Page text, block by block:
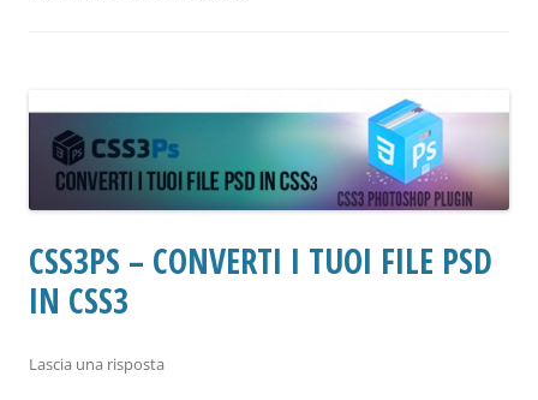
CSS3PS – CONVERTI I TUOI FILE PSD
IN CSS3
Lascia una risposta